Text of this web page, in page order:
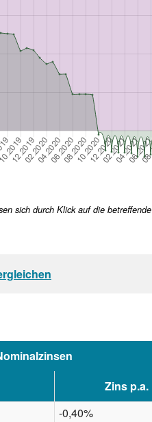
sich durch Klick auf die
Zins p.a.
-0,40%